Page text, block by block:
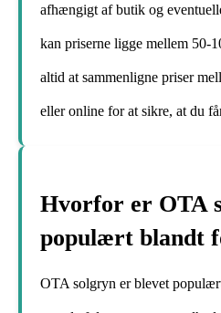
afhængigt af butik og
kan priserne ligge mellem 50-
altid at sammenligne priser
eller online for at sikre, at du
Hvorfor er OTA
populært blandt
OTA solgryn er blevet